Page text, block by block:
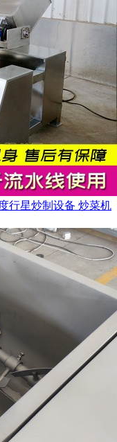
行星炒制设备 炒菜机